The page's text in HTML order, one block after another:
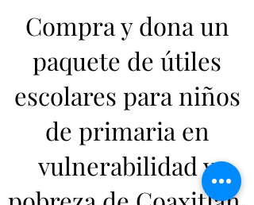
Compra y dona un
paquete de útiles
escolares para niños
de primaria en
vulnerabilidad y